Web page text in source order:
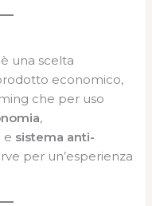
è una scelta
economico,
che per uso
,
e sistema anti-
per un’esperienza